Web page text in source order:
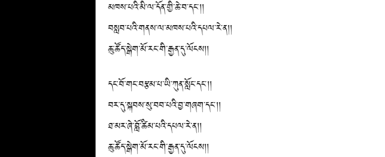
མཁས་པའི་མི་ལ་དོན་གྱི་ཆེ་བ་དང༌།།
བསླབ་པའི་གནས་ལ་མཁས་པའི་དཔལ་རེ་ན།།
ཆུ་ཚོད་སྒེག་མོ་རང་གི་རྒྱན་དུ་ལོངས།།
དང་བོ་གང་བརྩམ་པ་ཡི་ཀུན་སློང་དང༌།།
བར་དུ་སྐབས་སུ་བབ་པའི་བྱ་གཞག་དང༌།།
ཐ་མར་ཞེ་བློ་ཚིམ་པའི་དཔལ་རེ་ན།།
ཆུ་ཚོད་སྒེག་མོ་རང་གི་རྒྱན་དུ་ལོངས།།